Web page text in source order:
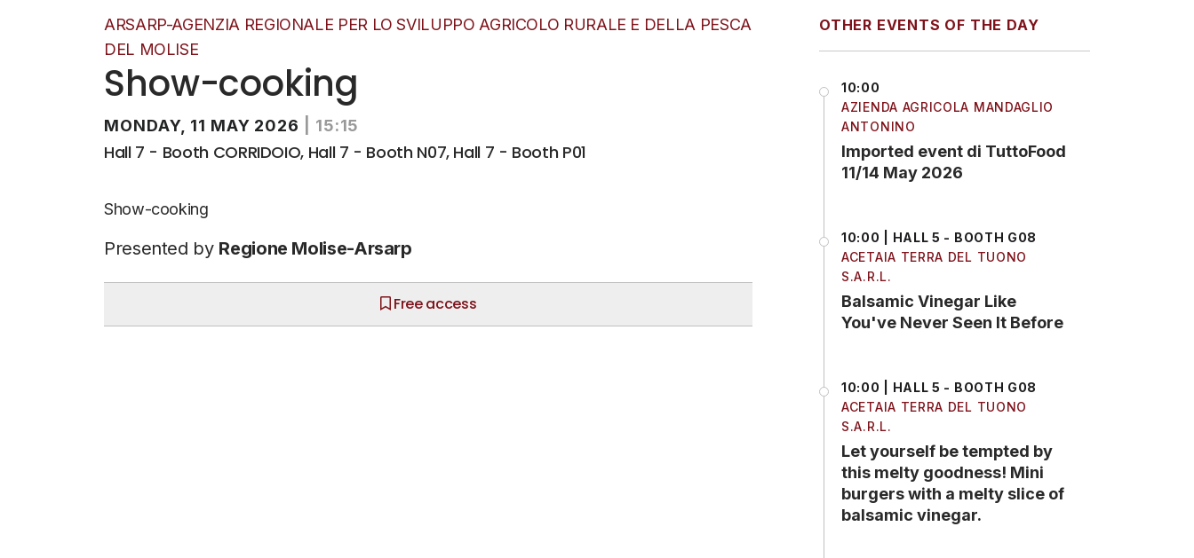
ARSARP-AGENZIA REGIONALE PER LO SVILUPPO AGRICOLO RURALE E DELLA PESCA
DEL MOLISE
Show-cooking
MONDAY, 11 MAY 2026 15:15
Hall 7 - Booth CORRIDOIO, Hall 7 - Booth N07, Hall 7 - Booth P01
Show-cooking
Presented by Regione Molise-Arsarp
Free access
OTHER EVENTS OF THE DAY
10:00
AZIENDA AGRICOLA MANDAGLIO
ANTONINO
Imported event di TuttoFood
11/14 May 2026
10:00 | HALL 5 - BOOTH G08
ACETAIA TERRA DEL TUONO
S.A.R.L.
Balsamic Vinegar Like
You've Never Seen It Before
10:00 | HALL 5 - BOOTH G08
ACETAIA TERRA DEL TUONO
S.A.R.L.
Let yourself be tempted by
this melty goodness! Mini
burgers with a melty slice of
balsamic vinegar.